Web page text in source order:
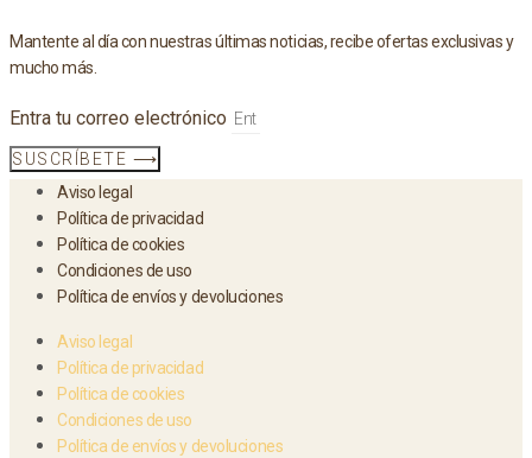
Mantente al día con nuestras últimas noticias, recibe ofertas exclusivas y
mucho más.
Entra tu correo electrónico
SUSCRÍBETE ⟶
Aviso legal
Política de privacidad
Política de cookies
Condiciones de uso
Política de envíos y devoluciones
Aviso legal
Política de privacidad
Política de cookies
Condiciones de uso
Política de envíos y devoluciones